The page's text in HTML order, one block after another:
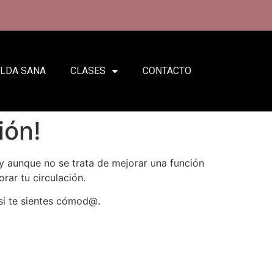
SANA CLASES CONTACTO
aunque no se trata de mejorar una función
tu circulación.
te sientes cómod@.